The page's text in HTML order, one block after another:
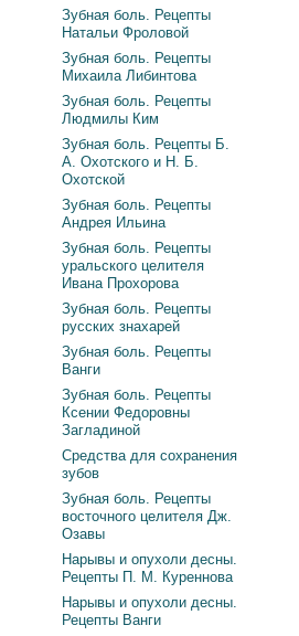
Зубная боль. Рецепты
Натальи Фроловой
Зубная боль. Рецепты
Михаила Либинтова
Зубная боль. Рецепты
Людмилы Ким
Зубная боль. Рецепты Б.
А. Охотского и Н. Б.
Охотской
Зубная боль. Рецепты
Андрея Ильина
Зубная боль. Рецепты
уральского целителя
Ивана Прохорова
Зубная боль. Рецепты
русских знахарей
Зубная боль. Рецепты
Ванги
Зубная боль. Рецепты
Ксении Федоровны
Загладиной
Средства для сохранения
зубов
Зубная боль. Рецепты
восточного целителя Дж.
Озавы
Нарывы и опухоли десны.
Рецепты П. М. Куреннова
Нарывы и опухоли десны.
Рецепты Ванги